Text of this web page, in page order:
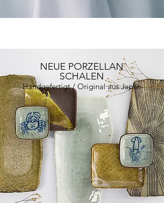
NEUE PORZELLAN
SCHALEN
Handgefertigt / Original aus Japan